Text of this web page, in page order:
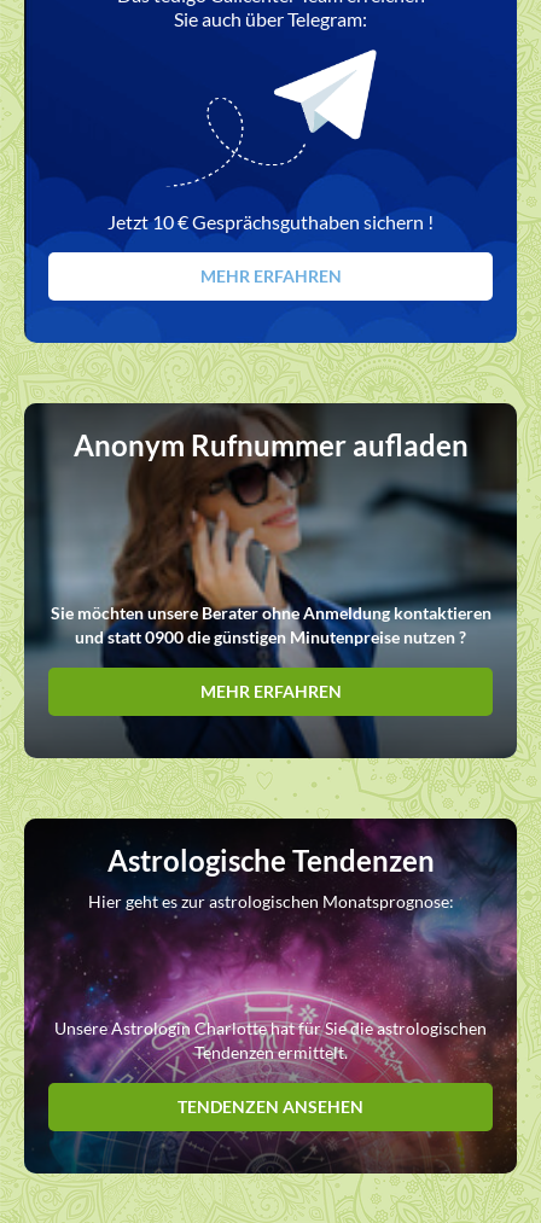
Sie auch über Telegram:
Jetzt 10 € Gesprächsguthaben sichern !
MEHR ERFAHREN
Anonym Rufnummer aufladen
Sie möchten unsere Berater ohne Anmeldung kontaktieren
und statt 0900 die günstigen Minutenpreise nutzen ?
MEHR ERFAHREN
Astrologische Tendenzen
Hier geht es zur astrologischen Monatsprognose:
Unsere Astrologin Charlotte hat für Sie die astrologischen
Tendenzen ermittelt.
TENDENZEN ANSEHEN